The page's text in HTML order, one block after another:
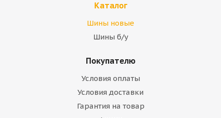
Каталог
Шины новые
Шины б/у
Покупателю
Условия оплаты
Условия доставки
Гарантия на товар